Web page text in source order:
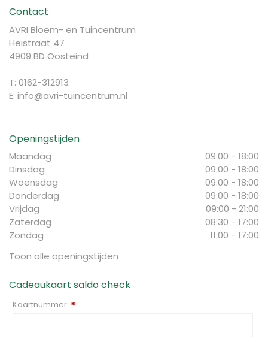
Contact
AVRI Bloem- en Tuincentrum
Heistraat 47
4909 BD Oosteind
T: 0162-312913
E: info@avri-tuincentrum.nl
Openingstijden
Maandag
09:00 - 18:00
Dinsdag
09:00 - 18:00
Woensdag
09:00 - 18:00
Donderdag
09:00 - 18:00
Vrijdag
09:00 - 21:00
Zaterdag
08:30 - 17:00
Zondag
11:00 - 17:00
Toon alle openingstijden
Cadeaukaart saldo check
Kaartnummer: *